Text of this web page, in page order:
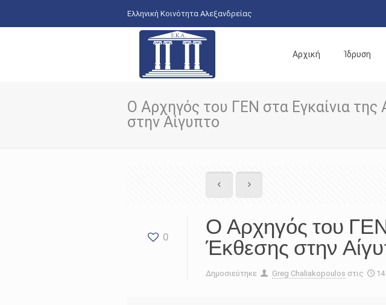
Ελληνική Κοινότητα Αλεξανδρείας
Αρχική Ίδρυση
Ο Αρχηγός του ΓΕΝ στα Εγκαίνια της
στην Αίγυπτο
0
Ο Αρχηγός του ΓΕΝ
Έκθεσης στην
Δημοσιεύτηκε Greg Chaliakopoulos στις